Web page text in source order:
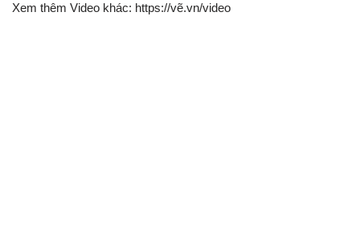
Xem thêm Video khác: https://vẽ.vn/video